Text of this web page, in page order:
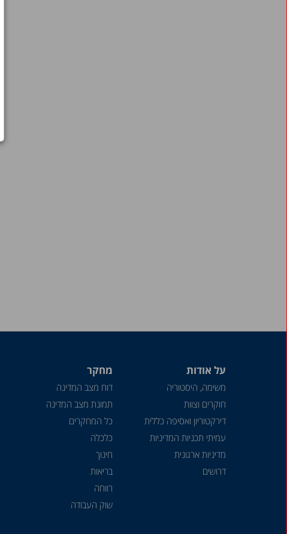
על אודות
משימה, היסטוריה
חוקרים וצוות
דירקטוריון ואסיפה כללית
עמיתי תכניות המדיניות
מדיניות ארגונית
דרושים
מחקר
דוח מצב המדינה
תמונת מצב המדינה
כל המחקרים
כלכלה
חינוך
בריאות
רווחה
שוק העבודה